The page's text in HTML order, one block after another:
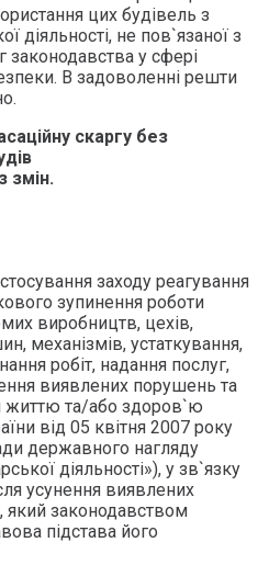
цих будівель з
діяльності, не пов`язаної з
у сфері
В задоволенні решти
скаргу без
змін.
заходу реагування
зупинення роботи
виробництв, цехів,
механізмів, устаткування,
робіт, надання послуг,
виявлених порушень та
життю та/або здоров`ю
від 05 квітня 2007 року
державного нагляду
діяльності»), у зв`язку
усунення виявлених
який законодавством
підстава його